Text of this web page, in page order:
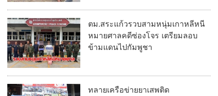
ตม.สระแก้วรวบสามหนุ่มเกาหลีหนี
หมายศาลคดีซ่องโจร เตรียมลอบ
ข้ามแดนไปกัมพูชา
ทลายเครือข่ายยาเสพติด